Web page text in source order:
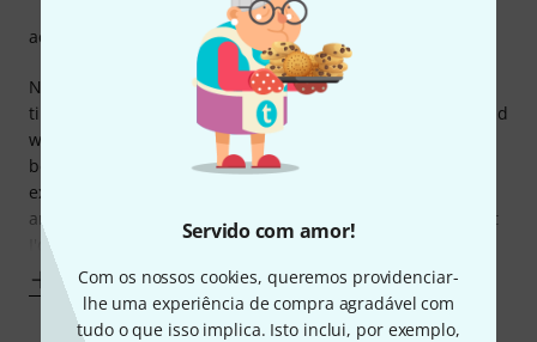
Servido com amor!
Com os nossos cookies, queremos providenciar-
lhe uma experiência de compra agradável com
tudo o que isso implica. Isto inclui, por exemplo,
Nice to finally have something that goes all the way round,
till now I was just using a small pipe that I'd cut a line in and
wrapped it round the rim of my bell. This product it good
because it is a continuous loop and doesn't leave anything
exposed. My only observation is that it is a VERY tight fit,
and quite difficult to get on, took me about 15 minutes, but
I'd
Mostrar mais
acabamento